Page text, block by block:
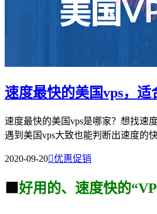
速度最快的美国vps，适
速度最快的美国vps是哪家？想找速
遇到美国vps大致也能判断出速度的
2020-09-20优惠促销
🟩 好用的、速度快的